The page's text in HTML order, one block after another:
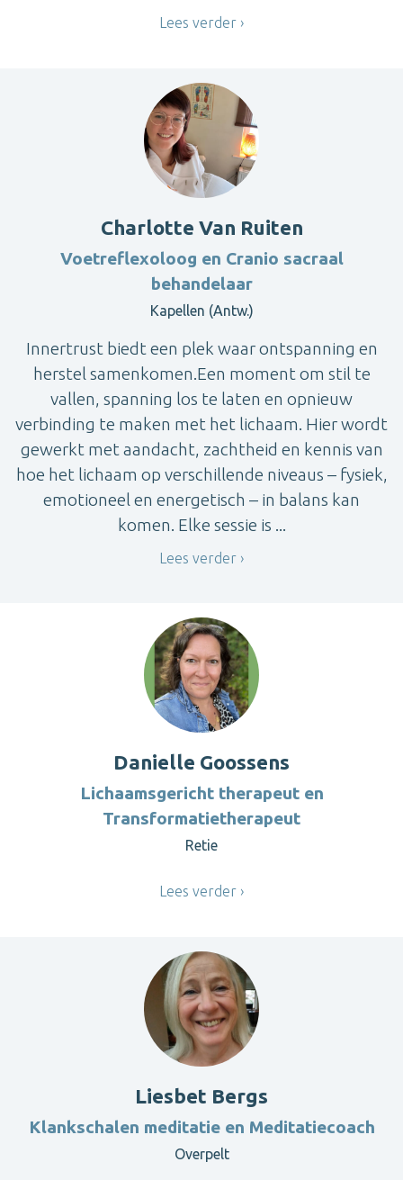
Lees verder
Charlotte Van Ruiten
Voetreflexoloog en Cranio sacraal
behandelaar
Kapellen (Antw.)
Innertrust biedt een plek waar ontspanning en
herstel samenkomen.Een moment om stil te
vallen, spanning los te laten en opnieuw
verbinding te maken met het lichaam. Hier wordt
gewerkt met aandacht, zachtheid en kennis van
hoe het lichaam op verschillende niveaus – fysiek,
emotioneel en energetisch – in balans kan
komen. Elke sessie is ...
Lees verder
Danielle Goossens
Lichaamsgericht therapeut en
Transformatietherapeut
Retie
Lees verder
Liesbet Bergs
Klankschalen meditatie en Meditatiecoach
Overpelt